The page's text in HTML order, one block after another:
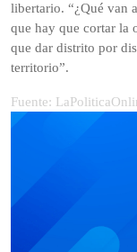
libertario. “¿Qué van
que hay que cortar la
que dar distrito por
territorio”.
Fuente: